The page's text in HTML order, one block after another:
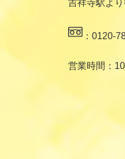
吉祥寺駅よ
：0120-
営業時間：